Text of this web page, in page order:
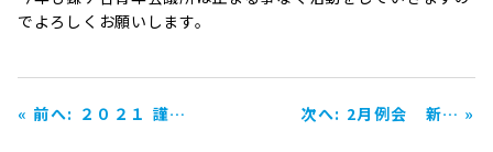
でよろしくお願いします。
« 前へ: ２０２１ 謹… 次へ: 2月例会 新… »